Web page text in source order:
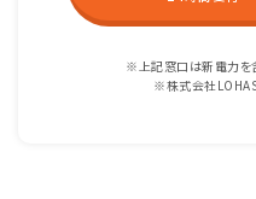
※上記窓口は新電力を
※株式会社